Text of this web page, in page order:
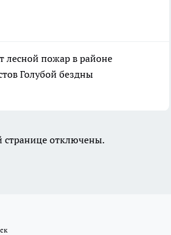
лесной пожар в районе
Голубой бездны
странице отключены.